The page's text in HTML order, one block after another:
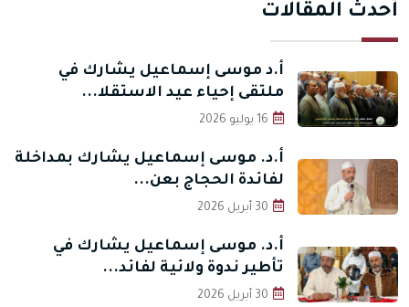
أحدث المقالات
أ.د موسى إسماعيل يشارك في
ملتقى إحياء عيد الاستقلا...
16 يوليو 2026
أ.د. موسى إسماعيل يشارك بمداخلة
لفائدة الحجاج بعن...
30 أبريل 2026
أ.د. موسى إسماعيل يشارك في
تأطير ندوة ولائية لفائد...
30 أبريل 2026